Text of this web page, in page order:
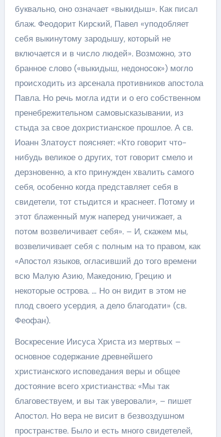
буквально, оно означает «выкидыш». Как писал
блаж. Феодорит Кирский, Павел «уподобляет
себя выкинутому зародышу, который не
включается и в число людей». Возможно, это
бранное слово («выкидыш, недоносок») могло
происходить из арсенала противников апостола
Павла. Но речь могла идти и о его собственном
пренебрежительном самовысказывании, из
стыда за свое дохристианское прошлое. А св.
Иоанн Златоуст поясняет: «Кто говорит что-
нибудь великое о других, тот говорит смело и
дерзновенно, а кто принужден хвалить самого
себя, особенно когда представляет себя в
свидетели, тот стыдится и краснеет. Потому и
этот блаженный муж наперед уничижает, а
потом возвеличивает себя». – И, скажем мы,
возвеличивает себя с полным на то правом, как
«Апостол языков, огласивший до того времени
всю Малую Азию, Македонию, Грецию и
некоторые острова. … Но он видит в этом не
плод своего усердия, а дело благодати» (св.
Феофан).
Воскресение Иисуса Христа из мертвых –
основное содержание древнейшего
христианского исповедания веры и общее
достояние всего христианства: «Мы так
благовествуем, и вы так уверовали», – пишет
Апостол. Но вера не висит в безвоздушном
пространстве. Было и есть много свидетелей,